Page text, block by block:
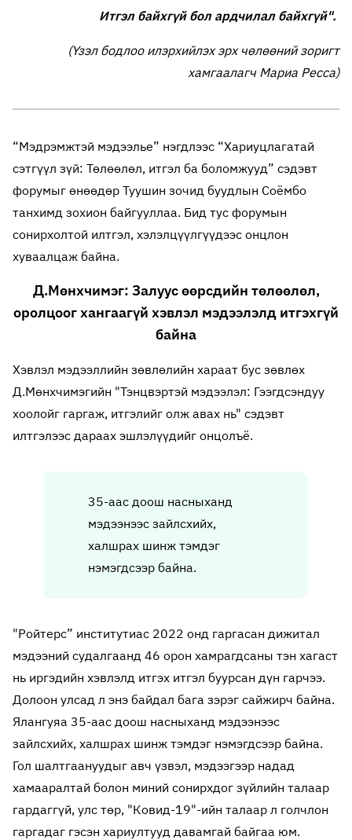
Итгэл байхгүй бол ардчилал байхгүй".
(Үзэл бодлоо илэрхийлэх эрх чөлөөний зоригт
хамгаалагч Мариа Ресса)
“Мэдрэмжтэй мэдээлье” нэгдлээс “Хариуцлагатай
сэтгүүл зүй: Төлөөлөл, итгэл ба боломжууд” сэдэвт
форумыг өнөөдөр Туушин зочид буудлын Соёмбо
танхимд зохион байгууллаа. Бид тус форумын
сонирхолтой илтгэл, хэлэлцүүлгүүдээс онцлон
хуваалцаж байна.
Д.Мөнхчимэг: Залуус өөрсдийн төлөөлөл,
оролцоог хангаагүй хэвлэл мэдээлэлд итгэхгүй
байна
Хэвлэл мэдээллийн зөвлөлийн хараат бус зөвлөх
Д.Мөнхчимэгийн "Тэнцвэртэй мэдээлэл: Гээгдсэндуу
хоолойг гаргаж, итгэлийг олж авах нь" сэдэвт
илтгэлээс дараах эшлэлүүдийг онцолъё.
35-аас доош насныханд
мэдээнээс зайлсхийх,
халшрах шинж тэмдэг
нэмэгдсээр байна.
"Ройтерс” институтиас 2022 онд гаргасан дижитал
мэдээний судалгаанд 46 орон хамрагдсаны тэн хагаст
нь иргэдийн хэвлэлд итгэх итгэл буурсан дүн гарчээ.
Долоон улсад л энэ байдал бага зэрэг сайжирч байна.
Ялангуяа 35-аас доош насныханд мэдээнээс
зайлсхийх, халшрах шинж тэмдэг нэмэгдсээр байна.
Гол шалтгаануудыг авч үзвэл, мэдээгээр надад
хамааралтай болон миний сонирхдог зүйлийн талаар
гардаггүй, улс төр, "Ковид-19"-ийн талаар л голчлон
гаргадаг гэсэн хариултууд давамгай байгаа юм.